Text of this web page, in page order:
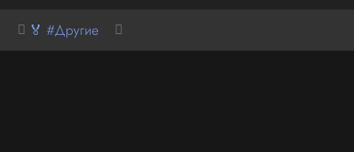
🏅 #Другие